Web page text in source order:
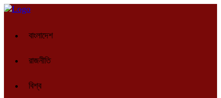
বাংলাদেশ
রাজনীতি
বিশ্ব